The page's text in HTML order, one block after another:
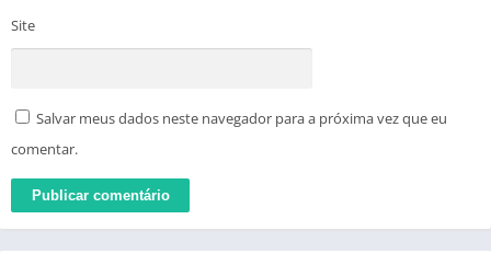
Site
Salvar meus dados neste navegador para a próxima vez que eu
comentar.